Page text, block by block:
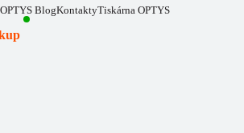
OPTYS BlogKontaktyTiskárna OPTYS